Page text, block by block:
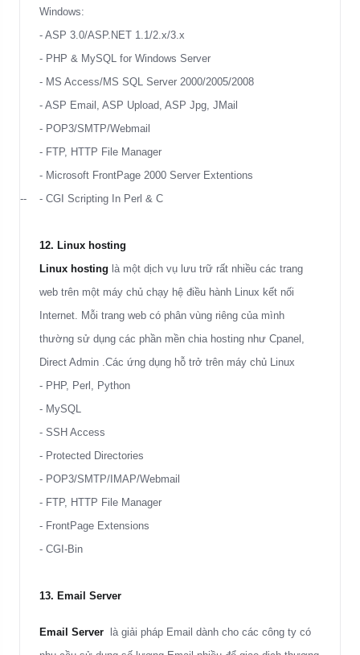
Windows:
- ASP 3.0/ASP.NET 1.1/2.x/3.x
- PHP & MySQL for Windows Server
- MS Access/MS SQL Server 2000/2005/2008
- ASP Email, ASP Upload, ASP Jpg, JMail
- POP3/SMTP/Webmail
- FTP, HTTP File Manager
- Microsoft FrontPage 2000 Server Extentions
-- - CGI Scripting In Perl & C
12. Linux hosting
Linux hosting là một dịch vụ lưu trữ rất nhiều các trang
web trên một máy chủ chạy hệ điều hành Linux kết nối
Internet. Mỗi trang web có phân vùng riêng của mình
thường sử dụng các phần mền chia hosting như Cpanel,
Direct Admin .Các ứng dụng hỗ trở trên máy chủ Linux
- PHP, Perl, Python
- MySQL
- SSH Access
- Protected Directories
- POP3/SMTP/IMAP/Webmail
- FTP, HTTP File Manager
- FrontPage Extensions
- CGI-Bin
13. Email Server
Email Server
là giải pháp Email dành cho các công ty có